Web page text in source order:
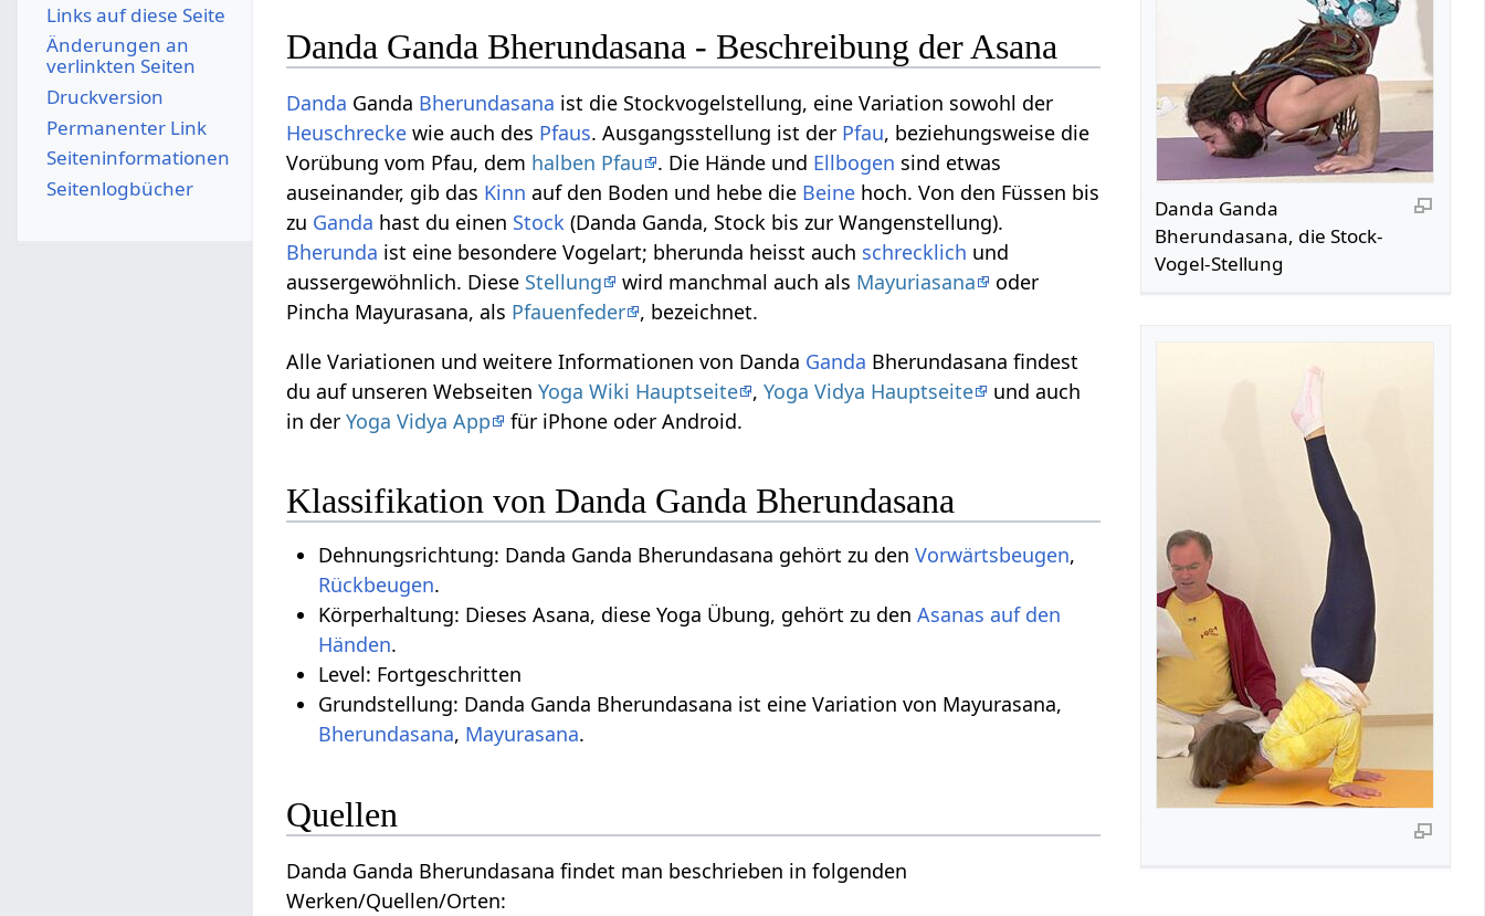
Danda Ganda
Bherundasana, die Stock-
Vogel-Stellung
Danda Ganda Bherundasana - Beschreibung der Asana
Danda Ganda Bherundasana ist die Stockvogelstellung, eine Variation sowohl der
Heuschrecke wie auch des Pfaus. Ausgangsstellung ist der Pfau, beziehungsweise die
Vorübung vom Pfau, dem halben Pfau . Die Hände und Ellbogen sind etwas
auseinander, gib das Kinn auf den Boden und hebe die Beine hoch. Von den Füssen bis
zu Ganda hast du einen Stock (Danda Ganda, Stock bis zur Wangenstellung).
Bherunda ist eine besondere Vogelart; bherunda heisst auch schrecklich und
aussergewöhnlich. Diese Stellung wird manchmal auch als Mayuriasana
oder
Pincha Mayurasana, als Pfauenfeder , bezeichnet.
Alle Variationen und weitere Informationen von Danda Ganda Bherundasana findest
du auf unseren WebseitenYoga Wiki Hauptseite ,Yoga Vidya Hauptseite
und auch
in derYoga Vidya App für iPhone oder Android.
Klassifikation von Danda Ganda Bherundasana
Dehnungsrichtung: Danda Ganda Bherundasana gehört zu denVorwärtsbeugen,
Rückbeugen.
Körperhaltung: Dieses Asana, diese Yoga Übung, gehört zu denAsanas auf den
.
Level: Fortgeschritten
Grundstellung: Danda Ganda Bherundasana ist eine Variation von Mayurasana,
Bherundasana, Mayurasana.
Quellen
Danda Ganda Bherundasana findet man beschrieben in folgenden
Werken/Quellen/Orten:
Links auf diese Seite
Änderungen an
verlinkten Seiten
Druckversion
Permanenter Link
Seiten­­informationen
Seitenlogbücher